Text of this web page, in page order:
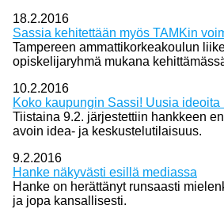
18.2.2016
Sassia kehitettään myös TAMKin
Tampereen ammattikorkeakoulun
opiskelijaryhmä mukana
10.2.2016
Koko kaupungin Sassi! Uusia ideoita
Tiistaina 9.2. järjestettiin hankkeen
avoin idea- ja keskustelutilaisuus.
9.2.2016
Hanke näkyvästi esillä mediassa
Hanke on herättänyt runsaasti
ja jopa kansallisesti.